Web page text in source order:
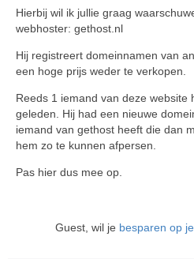
Hierbij wil ik jullie graag
webhoster: gethost.nl
Hij registreert domeinnamen van
een hoge prijs weder te verkopen.
Reeds 1 iemand van deze website
geleden. Hij had een nieuwe
iemand van gethost heeft die dan
hem zo te kunnen afpersen.
Pas hier dus mee op.
Guest, wil je besparen op